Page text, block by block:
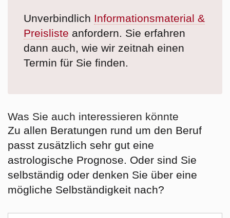
Unverbindlich Informationsmaterial &
Preisliste anfordern. Sie erfahren
dann auch, wie wir zeitnah einen
Termin für Sie finden.
Was Sie auch interessieren könnte
Zu allen Beratungen rund um den Beruf
passt zusätzlich sehr gut eine
astrologische Prognose. Oder sind Sie
selbständig oder denken Sie über eine
mögliche Selbständigkeit nach?